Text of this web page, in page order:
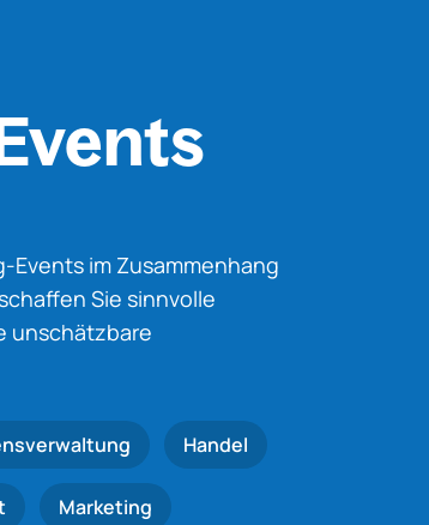
Events im Zusammenhang
Sie sinnvolle
unschätzbare
Handel
Marketing